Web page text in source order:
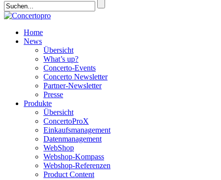
Home
News
Übersicht
What’s up?
Concerto-Events
Concerto Newsletter
Partner-Newsletter
Presse
Produkte
Übersicht
ConcertoProX
Einkaufsmanagement
Datenmanagement
WebShop
Webshop-Kompass
Webshop-Referenzen
Product Content